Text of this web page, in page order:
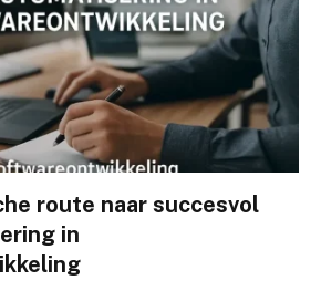
route naar succesvol
in